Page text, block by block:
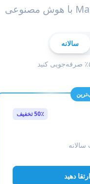
سالانه
50٪ تخفیف
دهید